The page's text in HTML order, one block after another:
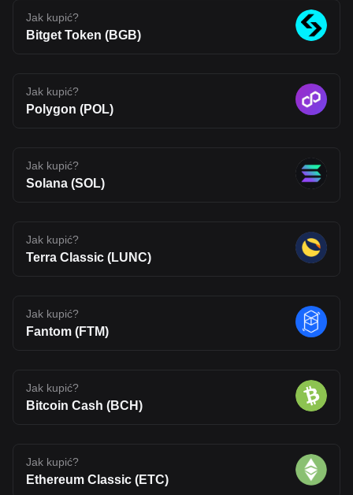
purposes only. This article does not constitute an endorsement of
any of the products and services discussed or investment,
financial, or trading advice. Qualified professionals should be
Jak kupić?
Bitget Token (BGB)
Jak kupić?
Polygon (POL)
Jak kupić?
Solana (SOL)
Jak kupić?
Terra Classic (LUNC)
Jak kupić?
Fantom (FTM)
Jak kupić?
Bitcoin Cash (BCH)
Jak kupić?
Ethereum Classic (ETC)